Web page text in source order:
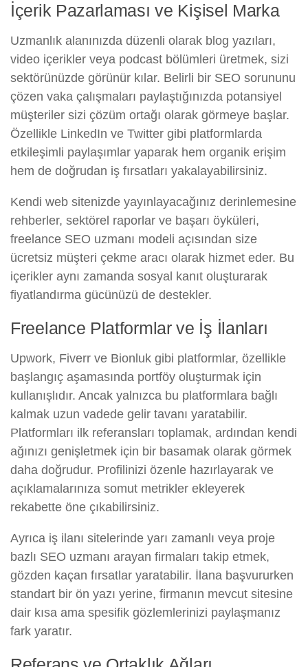
İçerik Pazarlaması ve Kişisel Marka
Uzmanlık alanınızda düzenli olarak blog yazıları,
video içerikler veya podcast bölümleri üretmek, sizi
sektörünüzde görünür kılar. Belirli bir SEO sorununu
çözen vaka çalışmaları paylaştığınızda potansiyel
müşteriler sizi çözüm ortağı olarak görmeye başlar.
Özellikle LinkedIn ve Twitter gibi platformlarda
etkileşimli paylaşımlar yaparak hem organik erişim
hem de doğrudan iş fırsatları yakalayabilirsiniz.
Kendi web sitenizde yayınlayacağınız derinlemesine
rehberler, sektörel raporlar ve başarı öyküleri,
freelance SEO uzmanı modeli açısından size
ücretsiz müşteri çekme aracı olarak hizmet eder. Bu
içerikler aynı zamanda sosyal kanıt oluşturarak
fiyatlandırma gücünüzü de destekler.
Freelance Platformlar ve İş İlanları
Upwork, Fiverr ve Bionluk gibi platformlar, özellikle
başlangıç aşamasında portföy oluşturmak için
kullanışlıdır. Ancak yalnızca bu platformlara bağlı
kalmak uzun vadede gelir tavanı yaratabilir.
Platformları ilk referansları toplamak, ardından kendi
ağınızı genişletmek için bir basamak olarak görmek
daha doğrudur. Profilinizi özenle hazırlayarak ve
açıklamalarınıza somut metrikler ekleyerek
rekabette öne çıkabilirsiniz.
Ayrıca iş ilanı sitelerinde yarı zamanlı veya proje
bazlı SEO uzmanı arayan firmaları takip etmek,
gözden kaçan fırsatlar yaratabilir. İlana başvururken
standart bir ön yazı yerine, firmanın mevcut sitesine
dair kısa ama spesifik gözlemlerinizi paylaşmanız
fark yaratır.